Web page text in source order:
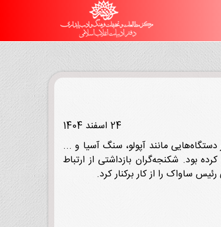
24 اسفند 1404
مانند آپولو، سنگ آسیا و ...
بود. شکنجه‌گران بازداشتی از ارتباط